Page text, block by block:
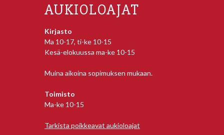
AUKIOLOAJAT
Kirjasto
Ma 10-17, ti-ke 10-15
Kesä-elokuussa ma-ke 10-15
Muina aikoina sopimuksen mukaan.
Toimisto
Ma-ke 10-15
Tarkista poikkeavat aukioloajat